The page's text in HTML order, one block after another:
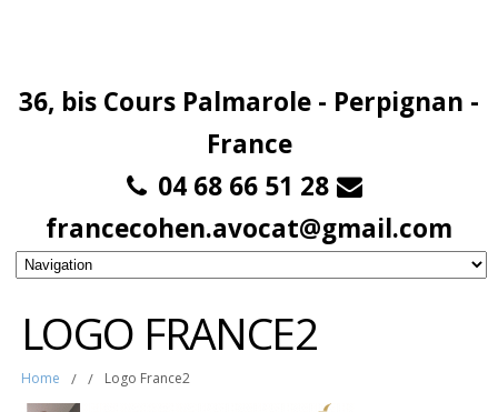
36, bis Cours Palmarole - Perpignan -
France
04 68 66 51 28
francecohen.avocat@gmail.com
LOGO FRANCE2
Home / / Logo France2